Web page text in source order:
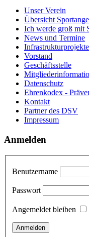
Unser Verein
Übersicht
Ich werde groß mit
News und Termine
Infrastrukturprojekte
Vorstand
Geschäftsstelle
Datenschutz
Ehrenkodex -
Kontakt
Partner des DSV
Impressum
Anmelden
Benutzername
Passwort
Angemeldet bleiben